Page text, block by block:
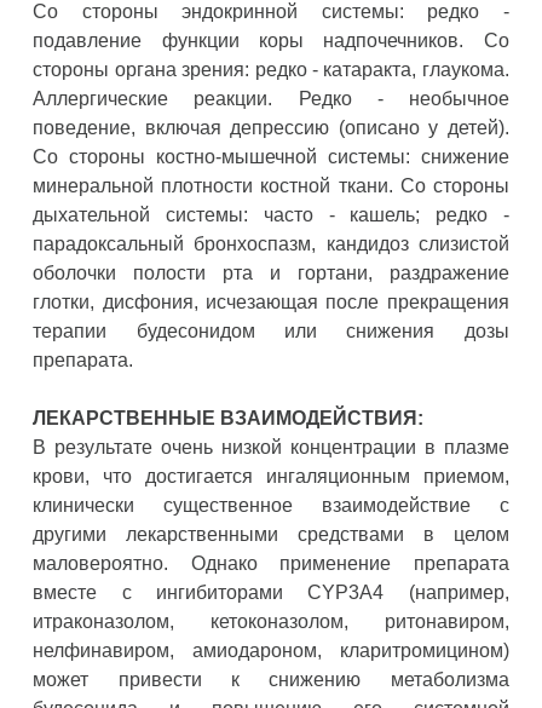
Со стороны эндокринной системы: редко -
подавление функции коры надпочечников. Со
стороны органа зрения: редко - катаракта, глаукома.
Аллергические реакции. Редко - необычное
поведение, включая депрессию (описано у детей).
Со стороны костно-мышечной системы: снижение
минеральной плотности костной ткани. Со стороны
дыхательной системы: часто - кашель; редко -
парадоксальный бронхоспазм, кандидоз слизистой
оболочки полости рта и гортани, раздражение
глотки, дисфония, исчезающая после прекращения
терапии будесонидом или снижения дозы
препарата.
ЛЕКАРСТВЕННЫЕ ВЗАИМОДЕЙСТВИЯ:
В результате очень низкой концентрации в плазме
крови, что достигается ингаляционным приемом,
клинически существенное взаимодействие с
другими лекарственными средствами в целом
маловероятно. Однако применение препарата
вместе с ингибиторами CYP3A4 (например,
итраконазолом, кетоконазолом, ритонавиром,
нелфинавиром, амиодароном, кларитромицином)
может привести к снижению метаболизма